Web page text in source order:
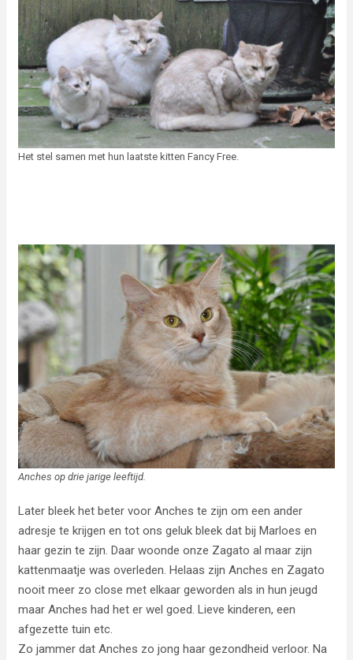
Het stel samen met hun laatste kitten Fancy Free.
Anches op drie jarige leeftijd.
Later bleek het beter voor Anches te zijn om een ander
adresje te krijgen en tot ons geluk bleek dat bij Marloes en
haar gezin te zijn. Daar woonde onze Zagato al maar zijn
kattenmaatje was overleden. Helaas zijn Anches en Zagato
nooit meer zo close met elkaar geworden als in hun jeugd
maar Anches had het er wel goed. Lieve kinderen, een
afgezette tuin etc.
Zo jammer dat Anches zo jong haar gezondheid verloor. Na